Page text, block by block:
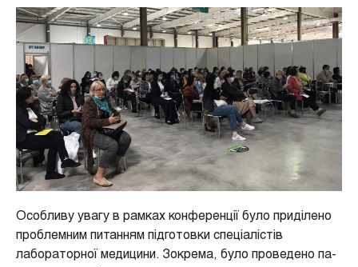
Особливу увагу в рамках конференції було приділено
проблемним питанням підготовки спеціалістів
лабораторної медицини. Зокрема, було проведено па­